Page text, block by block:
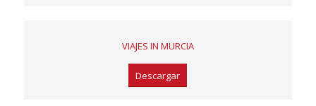
VIAJES IN MURCIA
Descargar